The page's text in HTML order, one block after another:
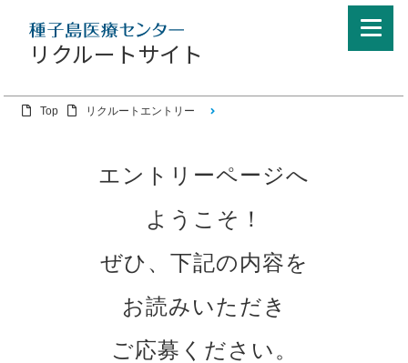
リクルートサイト
Top リクルートエントリー
エントリーページへ
ようこそ！
ぜひ、下記の内容を
お読みいただき
ご応募ください。